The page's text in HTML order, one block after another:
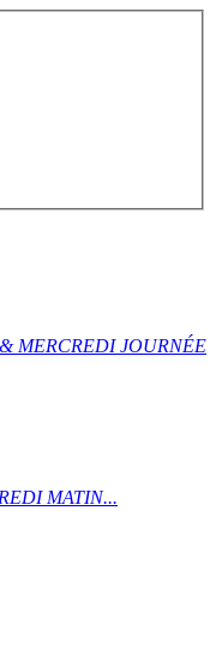
MERCREDI JOURNÉE
MATIN...